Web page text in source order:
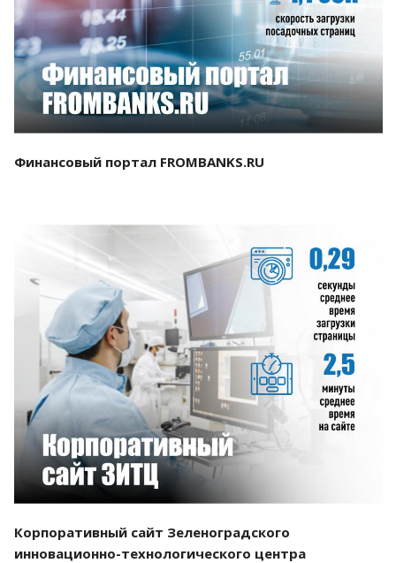
Смотреть проект
Финансовый портал FROMBANKS.RU
Смотреть проект
Корпоративный сайт Зеленоградского
инновационно-технологического центра